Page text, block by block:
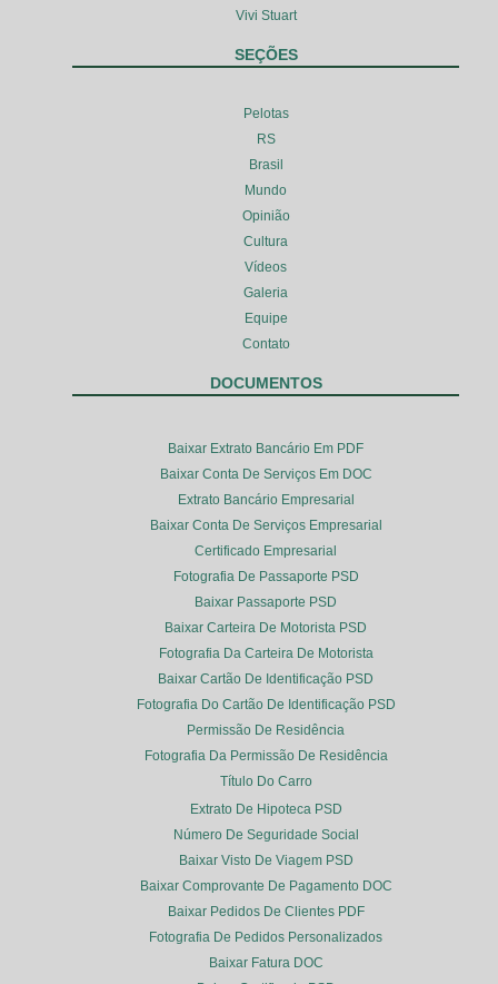
Vivi Stuart
SEÇÕES
Pelotas
RS
Brasil
Mundo
Opinião
Cultura
Vídeos
Galeria
Equipe
Contato
DOCUMENTOS
Baixar Extrato Bancário Em PDF
Baixar Conta De Serviços Em DOC
Extrato Bancário Empresarial
Baixar Conta De Serviços Empresarial
Certificado Empresarial
Fotografia De Passaporte PSD
Baixar Passaporte PSD
Baixar Carteira De Motorista PSD
Fotografia Da Carteira De Motorista
Baixar Cartão De Identificação PSD
Fotografia Do Cartão De Identificação PSD
Permissão De Residência
Fotografia Da Permissão De Residência
Título Do Carro
Extrato De Hipoteca PSD
Número De Seguridade Social
Baixar Visto De Viagem PSD
Baixar Comprovante De Pagamento DOC
Baixar Pedidos De Clientes PDF
Fotografia De Pedidos Personalizados
Baixar Fatura DOC